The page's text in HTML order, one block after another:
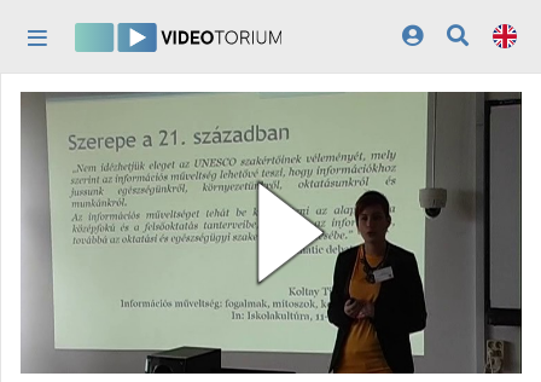
Home
Log In
Discovery
Categories
Playlists